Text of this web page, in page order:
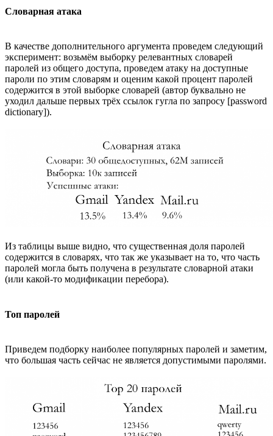
Словарная атака
В качестве дополнительного аргумента проведем следующий
эксперимент: возьмём выборку релевантных словарей
паролей из общего доступа, проведем атаку на доступные
пароли по этим словарям и оценим какой процент паролей
содержится в этой выборке словарей (автор буквально не
уходил дальше первых трёх ссылок гугла по запросу [password
dictionary]).
Из таблицы выше видно, что существенная доля паролей
содержится в словарях, что так же указывает на то, что часть
паролей могла быть получена в результате словарной атаки
(или какой-то модификации перебора).
Топ паролей
Приведем подборку наиболее популярных паролей и заметим,
что большая часть сейчас не является допустимыми паролями.